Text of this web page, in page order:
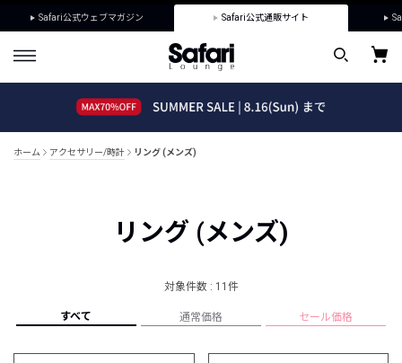
Safari公式ウェブマガジン Safari公式通販サイト
ホーム アクセサリー/時計 リング (メンズ)
リング (メンズ)
対象件数 : 11件
すべて 通常価格 セール価格